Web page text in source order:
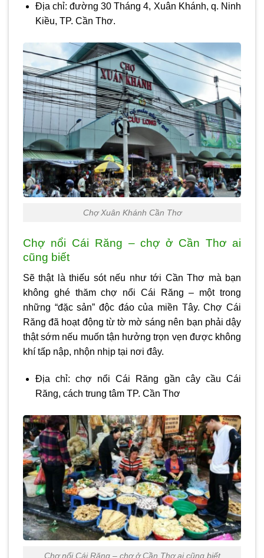
Địa chỉ: đường 30 Tháng 4, Xuân Khánh, q. Ninh
Kiều, TP. Cần Thơ.
Chợ Xuân Khánh Cần Thơ
Chợ nổi Cái Răng – chợ ở Cần Thơ ai
cũng biết
Sẽ thật là thiếu sót nếu như tới Cần Thơ mà bạn
không ghé thăm chợ nổi Cái Răng – một trong
những “đặc sản” độc đáo của miền Tây. Chợ Cái
Răng đã hoạt động từ tờ mờ sáng nên bạn phải dậy
thật sớm nếu muốn tận hưởng trọn vẹn được không
khí tấp nập, nhộn nhịp tại nơi đây.
Địa chỉ: chợ nổi Cái Răng gần cây cầu Cái
Răng, cách trung tâm TP. Cần Thơ
Chợ nổi Cái Răng – chợ ở Cần Thơ ai cũng biết